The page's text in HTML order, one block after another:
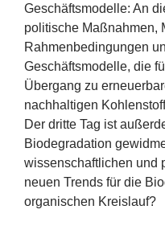
Geschäftsmodelle: An
politische Maßnahmen,
Rahmenbedingungen
Geschäftsmodelle, die
Übergang zu
nachhaltigen
Der dritte Tag ist
Biodegradation
wissenschaftlichen und
neuen Trends für die
organischen Kreislauf?